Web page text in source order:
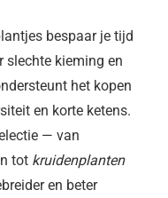
bespaar je tijd
slechte kieming en
het kopen
en korte ketens.
— van
tot kruidenplanten
en beter